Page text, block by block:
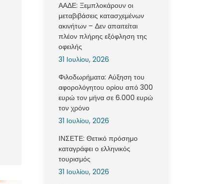
ΑΑΔΕ: Ξεμπλοκάρουν οι
μεταβιβάσεις κατασχεμένων
ακινήτων – Δεν απαιτείται
πλέον πλήρης εξόφληση της
οφειλής
31 Ιουλίου, 2026
Φιλοδωρήματα: Αύξηση του
αφορολόγητου ορίου από 300
ευρώ τον μήνα σε 6.000 ευρώ
τον χρόνο
31 Ιουλίου, 2026
ΙΝΣΕΤΕ: Θετικό πρόσημο
καταγράφει ο ελληνικός
τουρισμός
31 Ιουλίου, 2026